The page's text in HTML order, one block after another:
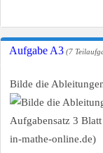
Aufgabe A3 (7
Bilde die